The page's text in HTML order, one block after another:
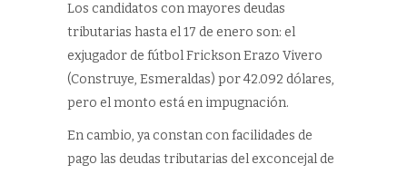
Los candidatos con mayores deudas
tributarias hasta el 17 de enero son: el
exjugador de fútbol Frickson Erazo Vivero
(Construye, Esmeraldas) por 42.092 dólares,
pero el monto está en impugnación.
En cambio, ya constan con facilidades de
pago las deudas tributarias del exconcejal de